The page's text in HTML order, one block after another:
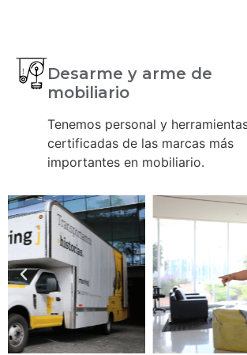
Desarme y arme de
mobiliario
Tenemos personal y
certificadas de las marcas más
importantes en mobiliario.